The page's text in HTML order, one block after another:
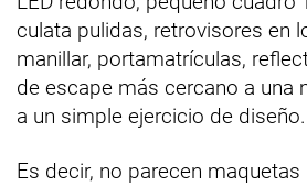
culata pulidas, retrovisores en
manillar, portamatrículas,
de escape más cercano a una
a un simple ejercicio de diseño.
Es decir, no parecen